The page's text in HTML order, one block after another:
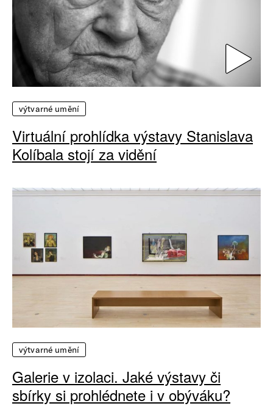
výtvarné umění
Virtuální prohlídka výstavy Stanislava
Kolíbala stojí za vidění
výtvarné umění
Galerie v izolaci. Jaké výstavy či
sbírky si prohlédnete i v obýváku?